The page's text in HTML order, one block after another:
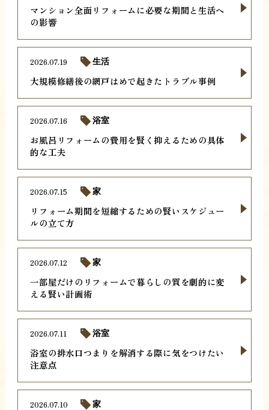
マンション全面リフォームに必要な期間と生活へ
の影響
大規模修繕後の網戸はめで起きたトラブル事例
2026.07.19 生活
お風呂リフォームの費用を賢く抑えるための具体
的な工夫
2026.07.16 浴室
リフォーム期間を短縮するための賢いスケジュー
ルの立て方
2026.07.15 家
一部屋だけのリフォームで暮らしの質を劇的に変
える賢い計画術
2026.07.12 家
浴室の排水口つまりを解消する際に気をつけたい
注意点
2026.07.11 浴室
2026.07.10 家